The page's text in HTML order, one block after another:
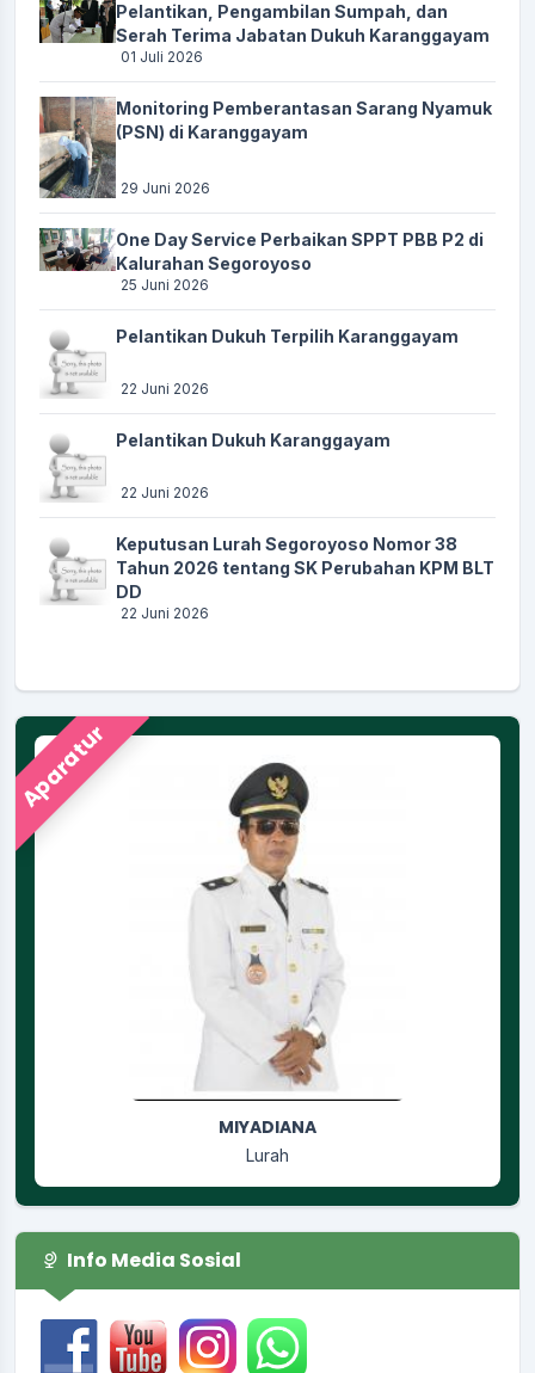
Pelantikan, Pengambilan Sumpah, dan
Serah Terima Jabatan Dukuh Karanggayam
01 Juli 2026
Monitoring Pemberantasan Sarang Nyamuk
(PSN) di Karanggayam
29 Juni 2026
One Day Service Perbaikan SPPT PBB P2 di
Kalurahan Segoroyoso
25 Juni 2026
Pelantikan Dukuh Terpilih Karanggayam
22 Juni 2026
Pelantikan Dukuh Karanggayam
22 Juni 2026
Keputusan Lurah Segoroyoso Nomor 38
Tahun 2026 tentang SK Perubahan KPM BLT
DD
22 Juni 2026
Aparatur
RUSGIYANTI
Jagabaya
Info Media Sosial